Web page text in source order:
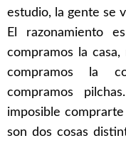
estudio, la gente se
El razonamiento
compramos la
compramos la
compramos
imposible
son dos cosas